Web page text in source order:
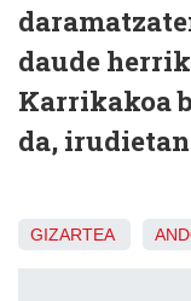
daude
Karrikakoa
da,
GIZARTEA